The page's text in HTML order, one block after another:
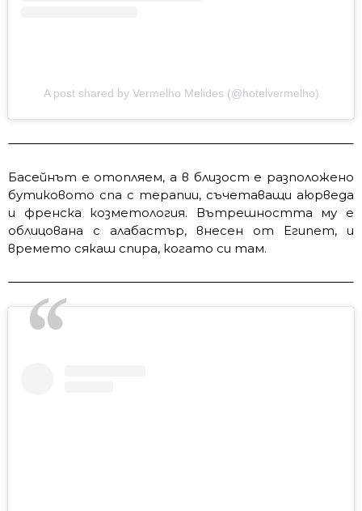
A post shared by Vermelho Melides (@hotelvermelho)
Басейнът е отопляем, а в близост е разположено
бутиковото спа с терапии, съчетаващи аюрведа
и френска козметология. Вътрешността му е
облицована с алабастър, внесен от Египет, и
времето сякаш спира, когато си там.